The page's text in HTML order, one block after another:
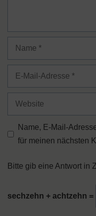
Name
Website
Name, E-Mail-
für meinen nächsten
Bitte gib eine Antwort in
sechzehn + achtzehn =